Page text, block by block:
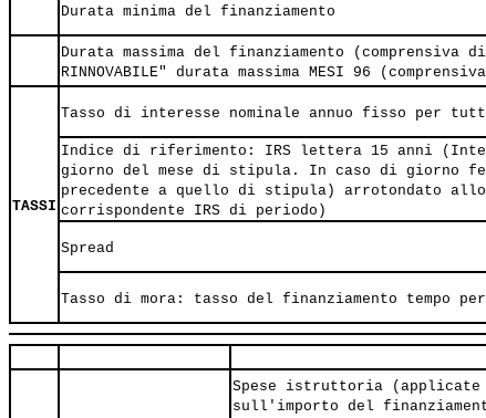
Durata minima del finanziamento
Durata massima del finanziamento (comprensiva di
RINNOVABILE" durata massima MESI 96
TASSI
Tasso di interesse nominale annuo fisso per
Indice di riferimento: IRS lettera 15 anni
giorno del mese di stipula. In caso di giorno
precedente a quello di stipula) arrotondato
corrispondente IRS di periodo)
Spread
Tasso di mora: tasso del finanziamento tempo
Spese istruttoria (applicate
sull'importo del